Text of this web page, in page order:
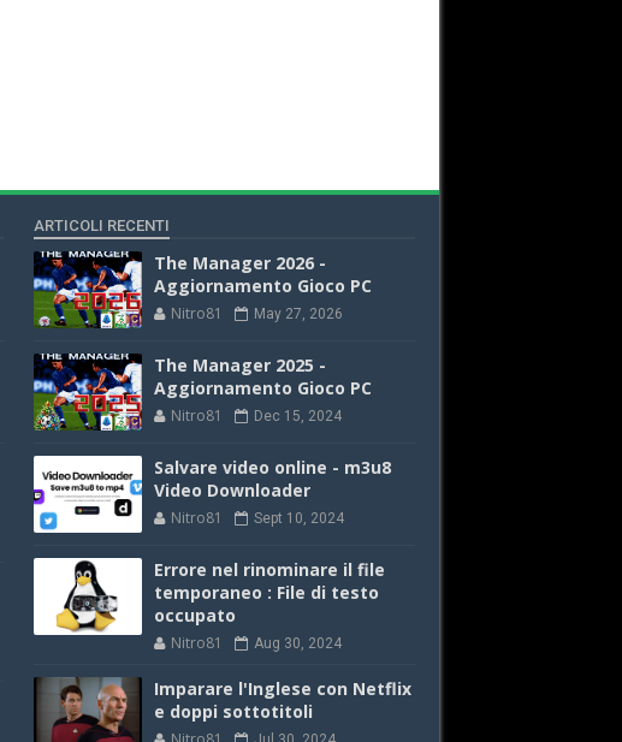
ARTICOLI RECENTI
The Manager 2026 -
Aggiornamento Gioco PC
Nitro81 May 27, 2026
The Manager 2025 -
Aggiornamento Gioco PC
Nitro81 Dec 15, 2024
Salvare video online - m3u8
Video Downloader
Nitro81 Sept 10, 2024
Errore nel rinominare il file
temporaneo : File di testo
occupato
Nitro81 Aug 30, 2024
Imparare l'Inglese con Netflix
e doppi sottotitoli